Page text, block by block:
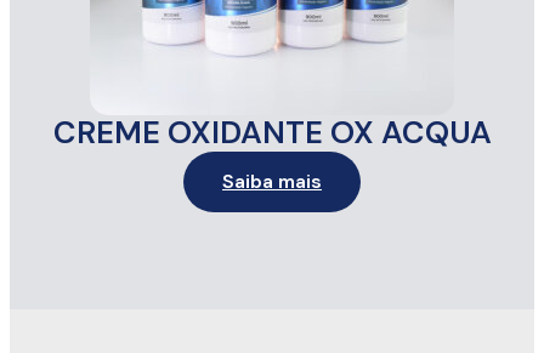
CREME OXIDANTE OX ACQUA
Saiba mais